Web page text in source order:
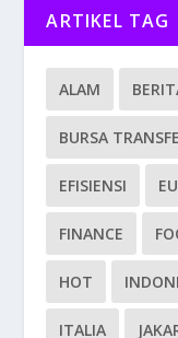
ARTIKEL TAG
ALAM
BURSA
EFISIENSI
FINANCE
HOT
ITALIA